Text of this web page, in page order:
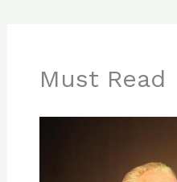
Must Read